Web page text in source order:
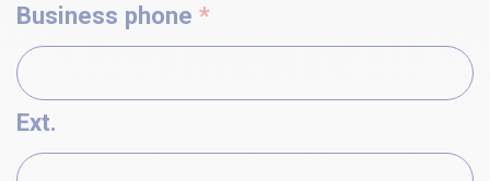
Business phone *
Ext.